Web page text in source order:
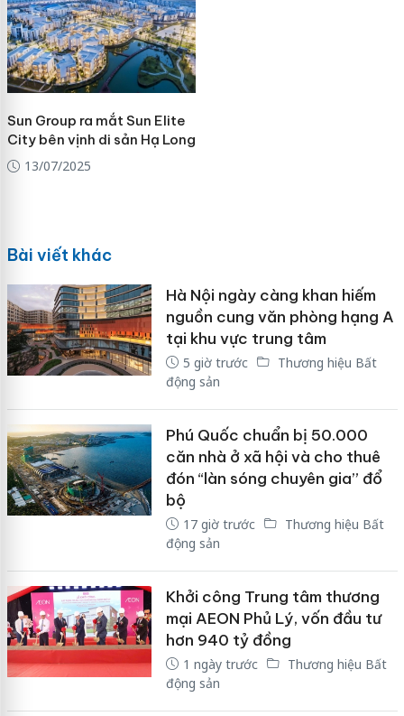
Sun Group ra mắt Sun Elite
City bên vịnh di sản Hạ Long
13/07/2025
Bài viết khác
Hà Nội ngày càng khan hiếm
nguồn cung văn phòng hạng A
tại khu vực trung tâm
5 giờ trước
Thương hiệu Bất
động sản
Phú Quốc chuẩn bị 50.000
căn nhà ở xã hội và cho thuê
đón “làn sóng chuyên gia” đổ
bộ
17 giờ trước
Thương hiệu Bất
động sản
Khởi công Trung tâm thương
mại AEON Phủ Lý, vốn đầu tư
hơn 940 tỷ đồng
1 ngày trước
Thương hiệu Bất
động sản